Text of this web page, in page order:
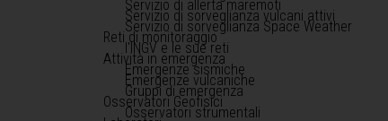
Servizio di allerta maremoti
Servizio di sorveglianza vulcani attivi
Servizio di sorveglianza Space Weather
Reti di monitoraggio
l'INGV e le sue reti
Attività in emergenza
Emergenze sismiche
Emergenze vulcaniche
Gruppi di emergenza
Osservatori Geofisici
Osservatori strumentali